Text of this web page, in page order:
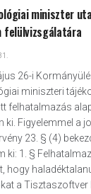
miniszter
felülvizsgálatára
26-i
miniszteri
felhatalmazás
Figyelemmel a
23. § (4)
ki: 1. §
hogy
a Tisztaszoftver